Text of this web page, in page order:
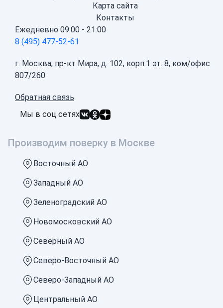
Карта сайта
Контакты
Ежедневно 09:00 - 21:00
8 (495) 477-52-61
г. Москва, пр-кт Мира, д. 102, корп.1 эт. 8, ком/офис
807/260
Обратная связь
Мы в соц сетях
Производим поверку в Москве
Восточный АО
Западный АО
Зеленоградский АО
Новомосковский АО
Северный АО
Северо-Восточный АО
Северо-Западный АО
Центральный АО